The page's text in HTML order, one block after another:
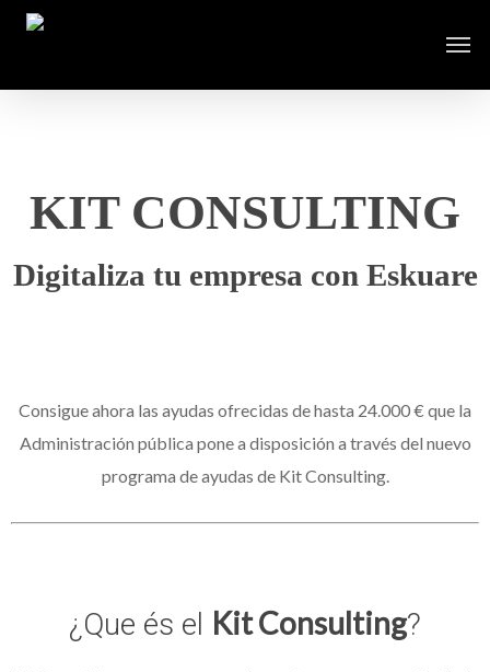
KIT CONSULTING
Digitaliza tu empresa con Eskuare
Consigue ahora las ayudas ofrecidas de hasta 24.000 € que la
Administración pública pone a disposición a través del nuevo
programa de ayudas de Kit Consulting.
¿Que és el Kit Consulting?